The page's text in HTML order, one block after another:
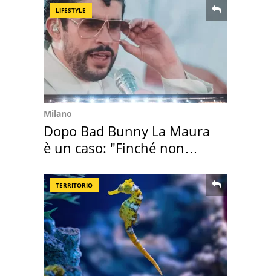
LIFESTYLE
Milano
Dopo Bad Bunny La Maura
è un caso: "Finché non
TERRITORIO